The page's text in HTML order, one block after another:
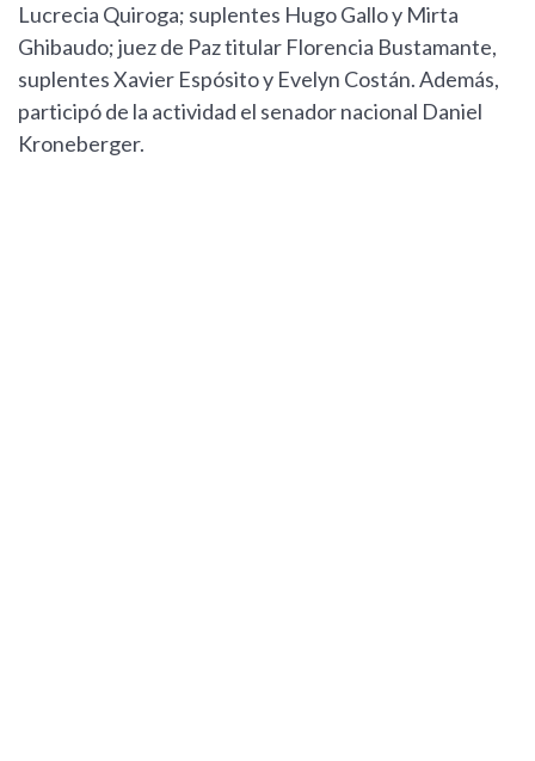
Lucrecia Quiroga; suplentes Hugo Gallo y Mirta
Ghibaudo; juez de Paz titular Florencia Bustamante,
suplentes Xavier Espósito y Evelyn Costán. Además,
participó de la actividad el senador nacional Daniel
Kroneberger.